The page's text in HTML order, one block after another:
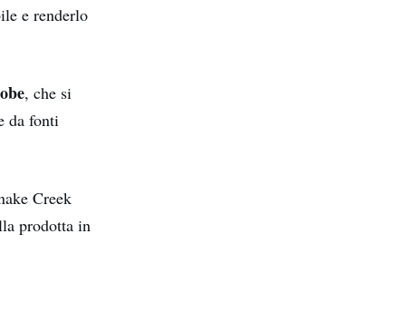
e renderlo
, che si
da fonti
Creek
prodotta in